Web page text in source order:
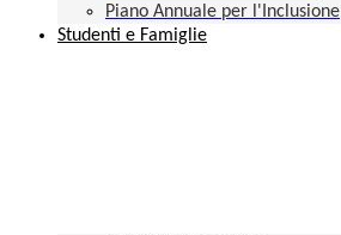
Piano Annuale per l'Inclusione
Studenti e Famiglie